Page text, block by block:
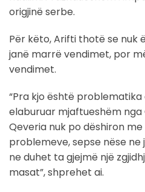
origjinë serbe.
Për këto, Arifti thotë se nuk
janë marrë vendimet, por
vendimet.
“Pra kjo është problematika
elaburuar mjaftueshëm nga
Qeveria nuk po dëshiron
problemeve, sepse nëse ne
ne duhet ta gjejmë një
masat”, shprehet ai.